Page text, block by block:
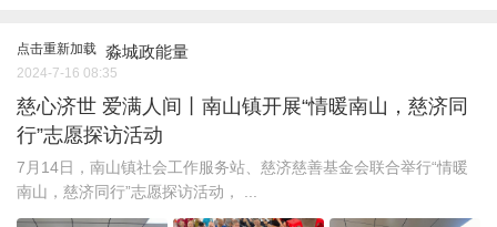
点击重新加载 淼城政能量
2024-7-16 08:35
慈心济世 爱满人间丨南山镇开展“情暖南山，慈济同
行”志愿探访活动
7月14日，南山镇社会工作服务站、慈济慈善基金会联合举行“情暖
南山，慈济同行”志愿探访活动， ...